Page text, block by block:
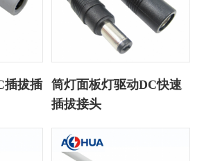
插拔插
筒灯面板灯驱动DC快速
插拔接头